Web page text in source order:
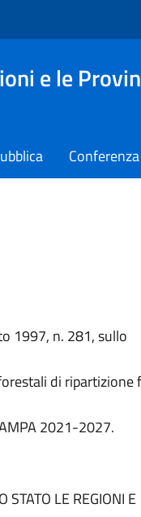
e le
1997, n. 281, sullo
di ripartizione
2021-2027.
STATO LE REGIONI E